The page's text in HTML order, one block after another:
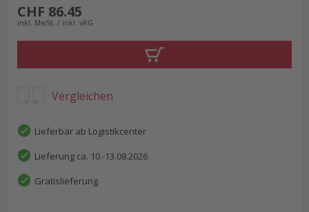
CHF 86.45
inkl. MwSt. / inkl. vRG
Vergleichen
Lieferbar ab Logistikcenter
Lieferung ca. 10.-13.08.2026
Gratislieferung